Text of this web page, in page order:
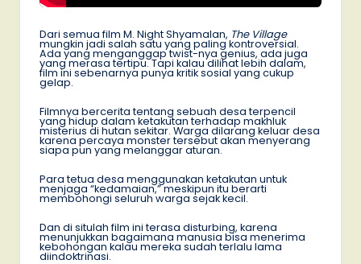
Dari semua film M. Night Shyamalan, The Village
mungkin jadi salah satu yang paling kontroversial.
Ada yang menganggap twist-nya genius, ada juga
yang merasa tertipu. Tapi kalau dilihat lebih dalam,
film ini sebenarnya punya kritik sosial yang cukup
gelap.
Filmnya bercerita tentang sebuah desa terpencil
yang hidup dalam ketakutan terhadap makhluk
misterius di hutan sekitar. Warga dilarang keluar desa
karena percaya monster tersebut akan menyerang
siapa pun yang melanggar aturan.
Para tetua desa menggunakan ketakutan untuk
menjaga “kedamaian,” meskipun itu berarti
membohongi seluruh warga sejak kecil.
Dan di situlah film ini terasa disturbing, karena
menunjukkan bagaimana manusia bisa menerima
kebohongan kalau mereka sudah terlalu lama
diindoktrinasi.